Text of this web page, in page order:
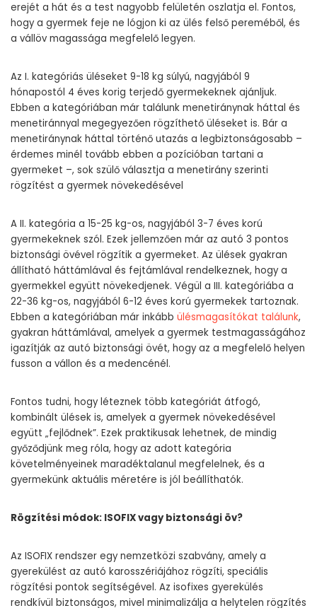
erejét a hát és a test nagyobb felületén oszlatja el. Fontos,
hogy a gyermek feje ne lógjon ki az ülés felső pereméből, és
a vállöv magassága megfelelő legyen.
Az I. kategóriás üléseket 9-18 kg súlyú, nagyjából 9
hónapostól 4 éves korig terjedő gyermekeknek ajánljuk.
Ebben a kategóriában már találunk menetiránynak háttal és
menetiránnyal megegyezően rögzíthető üléseket is. Bár a
menetiránynak háttal történő utazás a legbiztonságosabb –
érdemes minél tovább ebben a pozícióban tartani a
gyermeket –, sok szülő választja a menetirány szerinti
rögzítést a gyermek növekedésével
A II. kategória a 15-25 kg-os, nagyjából 3-7 éves korú
gyermekeknek szól. Ezek jellemzően már az autó 3 pontos
biztonsági övével rögzítik a gyermeket. Az ülések gyakran
állítható háttámlával és fejtámlával rendelkeznek, hogy a
gyermekkel együtt növekedjenek. Végül a III. kategóriába a
22-36 kg-os, nagyjából 6-12 éves korú gyermekek tartoznak.
Ebben a kategóriában már inkább ülésmagasítókat találunk,
gyakran háttámlával, amelyek a gyermek testmagasságához
igazítják az autó biztonsági övét, hogy az a megfelelő helyen
fusson a vállon és a medencénél.
Fontos tudni, hogy léteznek több kategóriát átfogó,
kombinált ülések is, amelyek a gyermek növekedésével
együtt „fejlődnek”. Ezek praktikusak lehetnek, de mindig
győződjünk meg róla, hogy az adott kategória
követelményeinek maradéktalanul megfelelnek, és a
gyermekünk aktuális méretére is jól beállíthatók.
Rögzítési módok: ISOFIX vagy biztonsági öv?
Az ISOFIX rendszer egy nemzetközi szabvány, amely a
gyerekülést az autó karosszériájához rögzíti, speciális
rögzítési pontok segítségével. Az isofixes gyerekülés
rendkívül biztonságos, mivel minimalizálja a helytelen rögzítés